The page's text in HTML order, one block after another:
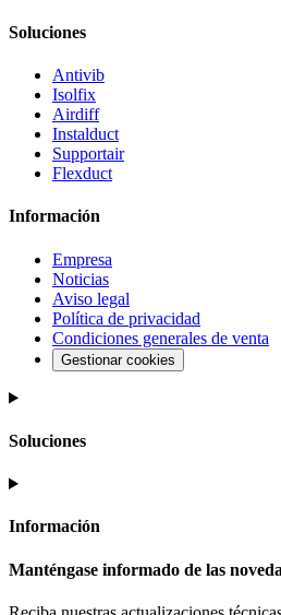
Soluciones
Antivib
Isolfix
Airdiff
Instalduct
Supportair
Flexduct
Información
Empresa
Noticias
Aviso legal
Política de privacidad
Condiciones generales de venta
Gestionar cookies
Soluciones
Información
Manténgase informado de las